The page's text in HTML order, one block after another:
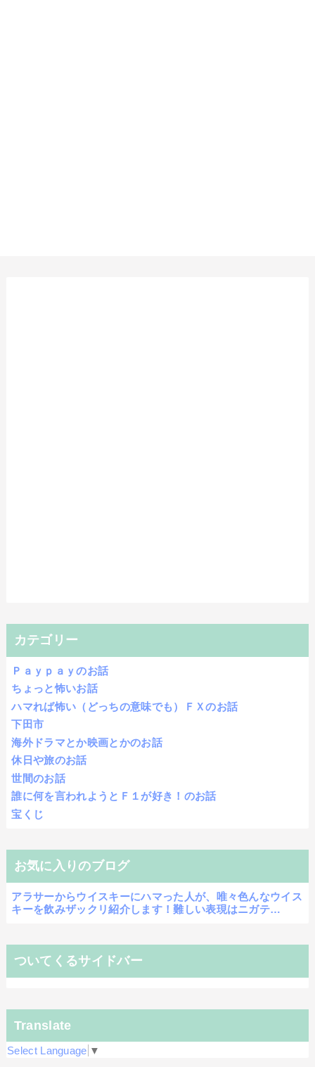
カテゴリー
Ｐａｙｐａｙのお話
ちょっと怖いお話
ハマれば怖い（どっちの意味でも）ＦＸのお話
下田市
海外ドラマとか映画とかのお話
休日や旅のお話
世間のお話
誰に何を言われようとＦ１が好き！のお話
宝くじ
お気に入りのブログ
アラサーからウイスキーにハマった人が、唯々色んなウイス
キーを飲みザックリ紹介します！難しい表現はニガテ…
ついてくるサイドバー
Translate
Select Language ▼